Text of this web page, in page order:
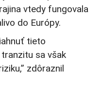
vtedy fungovala
do Európy.
tieto
sa však
zdôraznil